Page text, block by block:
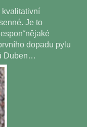
kvalitativní
Je to
dopadu pylu
Duben…